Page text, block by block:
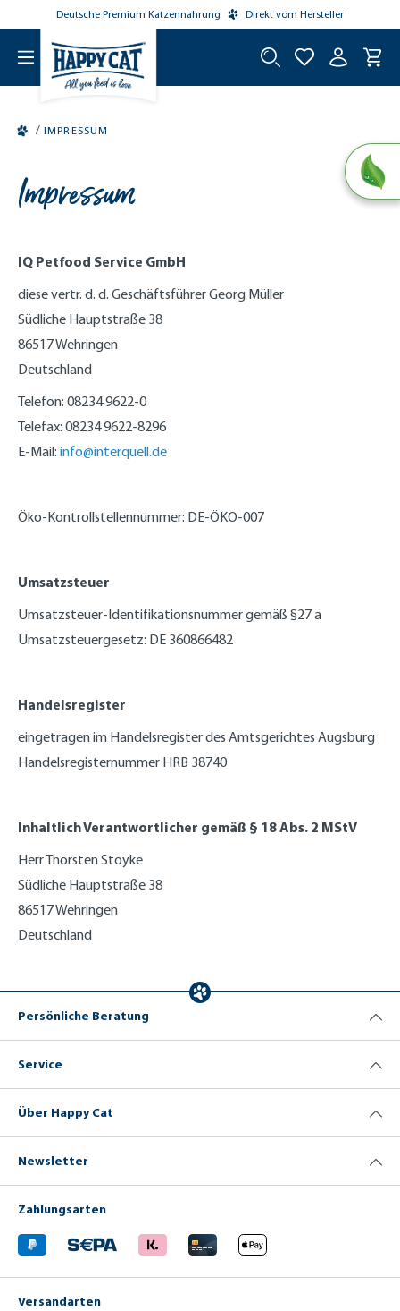
springen
Deutsche Premium Katzennahrung Direkt vom Hersteller
/ IMPRESSUM
Impressum
IQ Petfood Service GmbH
diese vertr. d. d. Geschäftsführer Georg Müller
Südliche Hauptstraße 38
86517 Wehringen
Deutschland
Telefon: 08234 9622-0
Telefax: 08234 9622-8296
E-Mail: info@interquell.de
Öko-Kontrollstellennummer: DE-ÖKO-007
Umsatzsteuer
Umsatzsteuer-Identifikationsnummer gemäß §27 a
Umsatzsteuergesetz: DE 360866482
Handelsregister
eingetragen im Handelsregister des Amtsgerichtes Augsburg
Handelsregisternummer HRB 38740
Inhaltlich Verantwortlicher gemäß § 18 Abs. 2 MStV
Herr Thorsten Stoyke
Südliche Hauptstraße 38
86517 Wehringen
Deutschland
Persönliche Beratung
Service
Über Happy Cat
Newsletter
Zahlungsarten
Versandarten